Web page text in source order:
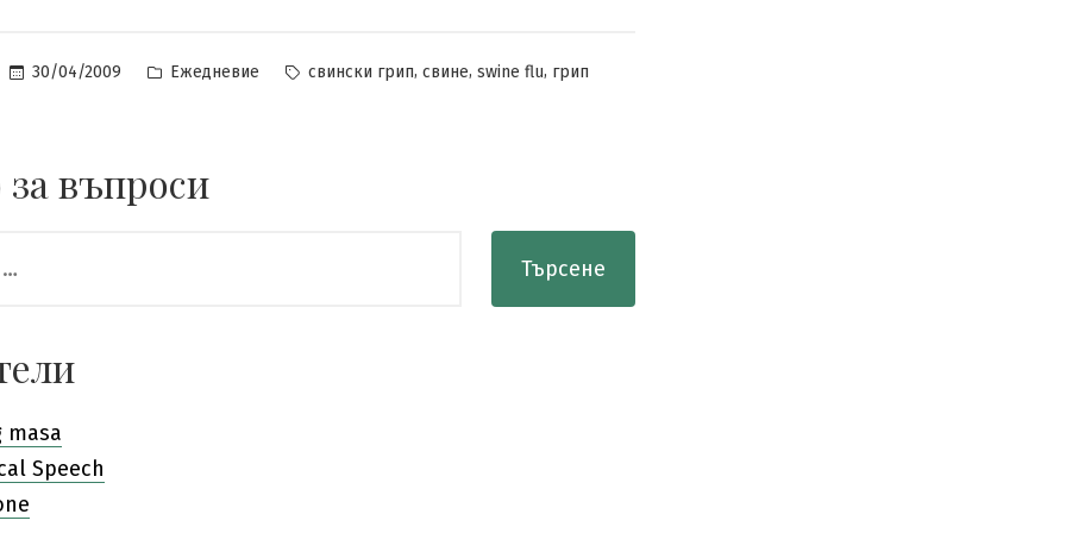
30/04/2009
Posted
Ежедневие Tags:
свински грип, свине, swine flu, грип
за въпроси
masa
Speech